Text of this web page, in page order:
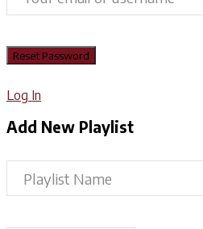
Log In
Add New Playlist